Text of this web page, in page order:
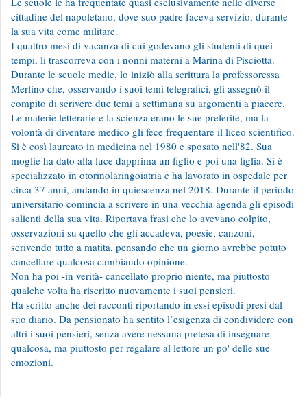
cittadine del napoletano, dove suo padre faceva servizio, durante
la sua vita come militare.
I quattro mesi di vacanza di cui godevano gli studenti di quei
tempi, li trascorreva con i nonni materni a Marina di Pisciotta.
Durante le scuole medie, lo iniziò alla scrittura la professoressa
Merlino che, osservando i suoi temi telegrafici, gli assegnò il
compito di scrivere due temi a settimana su argomenti a piacere.
Le materie letterarie e la scienza erano le sue preferite, ma la
volontà di diventare medico gli fece frequentare il liceo scientifico.
Si è così laureato in medicina nel 1980 e sposato nell'82. Sua
moglie ha dato alla luce dapprima un figlio e poi una figlia. Si è
specializzato in otorinolaringoiatria e ha lavorato in ospedale per
circa 37 anni, andando in quiescenza nel 2018. Durante il periodo
universitario comincia a scrivere in una vecchia agenda gli episodi
salienti della sua vita. Riportava frasi che lo avevano colpito,
osservazioni su quello che gli accadeva, poesie, canzoni,
scrivendo tutto a matita, pensando che un giorno avrebbe potuto
cancellare qualcosa cambiando opinione.
Non ha poi -in verità- cancellato proprio niente, ma piuttosto
qualche volta ha riscritto nuovamente i suoi pensieri.
Ha scritto anche dei racconti riportando in essi episodi presi dal
suo diario. Da pensionato ha sentito l’esigenza di condividere con
altri i suoi pensieri, senza avere nessuna pretesa di insegnare
qualcosa, ma piuttosto per regalare al lettore un po' delle sue
emozioni.